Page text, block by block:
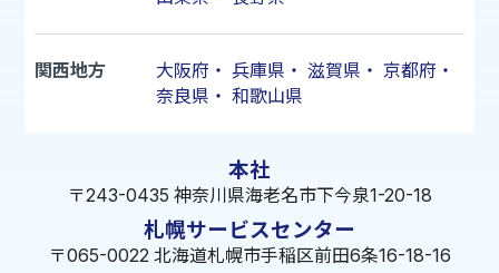
関西地方 大阪府 ・ 兵庫県 ・ 滋賀県 ・ 京都府 ・
奈良県 ・ 和歌山県
本社
〒243-0435 神奈川県海老名市下今泉1-20-18
札幌サービスセンター
〒065-0022 北海道札幌市手稲区前田6条16-18-16